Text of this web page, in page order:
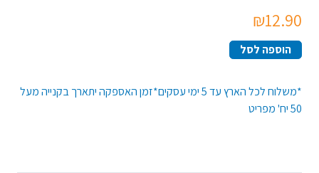
₪12.90
הוספה לסל
*משלוח לכל הארץ עד 5 ימי עסקים*זמן האספקה יתארך בקנייה מעל
50 יח' מפריט